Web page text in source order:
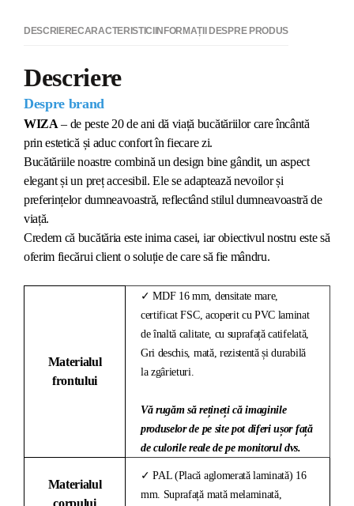
DESCRIERECARACTERISTICIINFORMAȚII DESPRE PRODUS
Descriere
Despre brand
WIZA – de peste 20 de ani dă viață bucătăriilor care încântă
prin estetică și aduc confort în fiecare zi.
Bucătăriile noastre combină un design bine gândit, un aspect
elegant și un preț accesibil. Ele se adaptează nevoilor și
preferințelor dumneavoastră, reflectând stilul dumneavoastră de
viață.
Credem că bucătăria este inima casei, iar obiectivul nostru este să
oferim fiecărui client o soluție de care să fie mândru.
Materialul
frontului
✓ MDF 16 mm, densitate mare,
certificat FSC, acoperit cu PVC laminat
de înaltă calitate, cu suprafață catifelată,
Gri deschis, mată, rezistentă și durabilă
la zgârieturi.
Vă rugăm să rețineți că imaginile
produselor de pe site pot diferi ușor față
de culorile reale de pe monitorul dvs.
Materialul
corpului
✓ PAL (Placă aglomerată laminată) 16
mm. Suprafață mată melaminată,